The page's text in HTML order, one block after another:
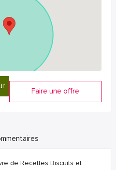
Faire une offre
de Recettes Biscuits et